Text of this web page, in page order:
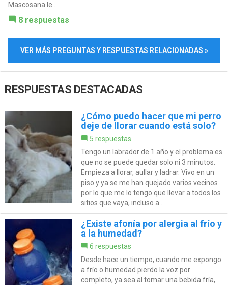
Mascosana le...
8 respuestas
VER MÁS PREGUNTAS Y RESPUESTAS RELACIONADAS »
RESPUESTAS DESTACADAS
¿Cómo puedo hacer que mi perro
deje de llorar cuando está solo?
5 respuestas
Tengo un labrador de 1 año y el problema es
que no se puede quedar solo ni 3 minutos.
Empieza a llorar, aullar y ladrar. Vivo en un
piso y ya se me han quejado varios vecinos
por lo que me lo tengo que llevar a todos los
sitios que vaya, incluso a...
¿Existe afonía por alergia al frío y
a la humedad?
6 respuestas
Desde hace un tiempo, cuando me expongo
a frío o humedad pierdo la voz por
completo, ya sea al tomar una bebida fría,